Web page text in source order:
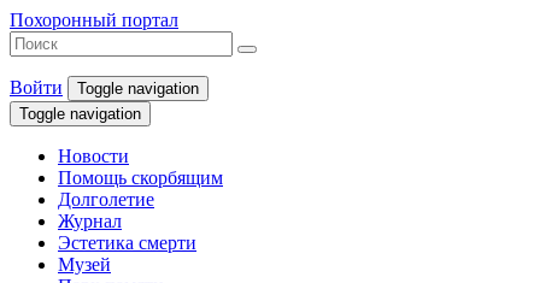
Похоронный портал
Войти
Toggle navigation
Toggle navigation
Новости
Помощь скорбящим
Долголетие
Журнал
Эстетика смерти
Музей